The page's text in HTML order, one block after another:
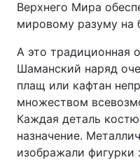
Верхнего Мира
мировому разуму на
А это традиционная
Шаманский наряд
плащ или кафтан
множеством
Каждая деталь
назначение.
изображали